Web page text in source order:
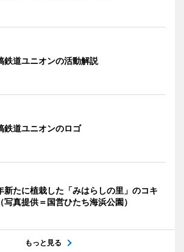
鉄道ユニオンの活動解説
鉄道ユニオンのロゴ
新たに植栽した「みはらしの里」のコキ
写真提供＝国営ひたち海浜公園）
もっと見る